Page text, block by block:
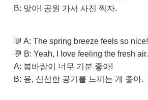
B: 맞아! 공원 가서 사진 찍자.
💬 A: The spring breeze feels so nice!
💬 B: Yeah, I love feeling the fresh air.
A: 봄바람이 너무 기분 좋아!
B: 응, 신선한 공기를 느끼는 게 좋아.